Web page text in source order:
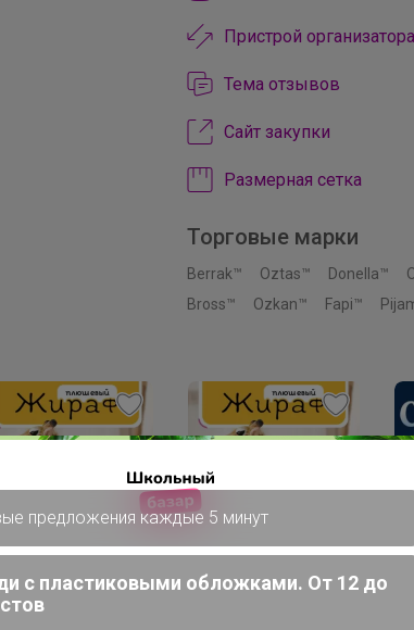
Пристрой
Тема отзывов
Сайт закупки
Размерная сетка
Торговые марки
Berrak™ Oztas™ Donella™
Bross™
Ozkan™ Fapi™
предложения каждые 5 минут
с пластиковыми обложками. От 12 до